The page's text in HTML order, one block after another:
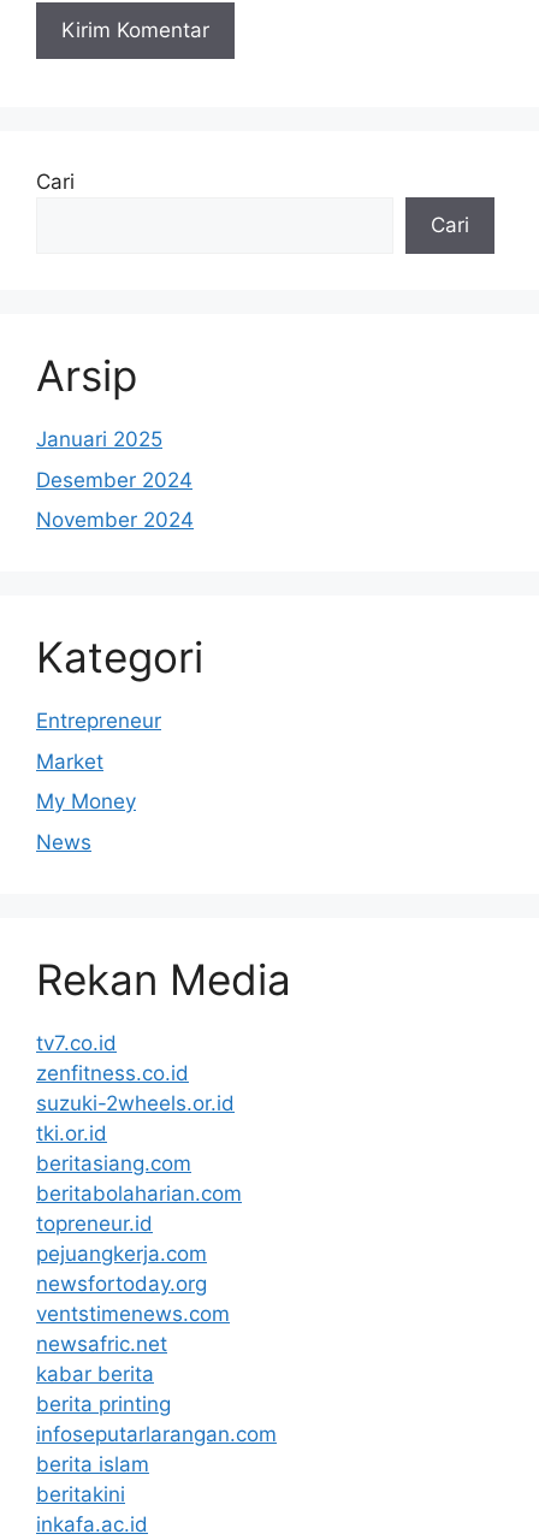
Cari
Cari
Arsip
Januari 2025
Desember 2024
November 2024
Kategori
Entrepreneur
Market
My Money
News
Rekan Media
tv7.co.id
zenfitness.co.id
suzuki-2wheels.or.id
tki.or.id
beritasiang.com
beritabolaharian.com
topreneur.id
pejuangkerja.com
newsfortoday.org
ventstimenews.com
newsafric.net
kabar berita
berita printing
infoseputarlarangan.com
berita islam
beritakini
inkafa.ac.id